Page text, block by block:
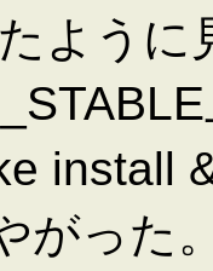
よう
install
がった